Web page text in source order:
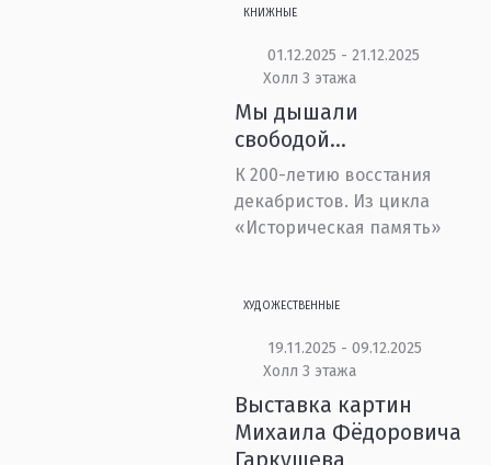
КНИЖНЫЕ
01.12.2025 - 21.12.2025
Холл 3 этажа
Мы дышали
свободой…
К 200-летию восстания
декабристов. Из цикла
«Историческая память»
ХУДОЖЕСТВЕННЫЕ
19.11.2025 - 09.12.2025
Холл 3 этажа
Выставка картин
Михаила Фёдоровича
Гаркушева